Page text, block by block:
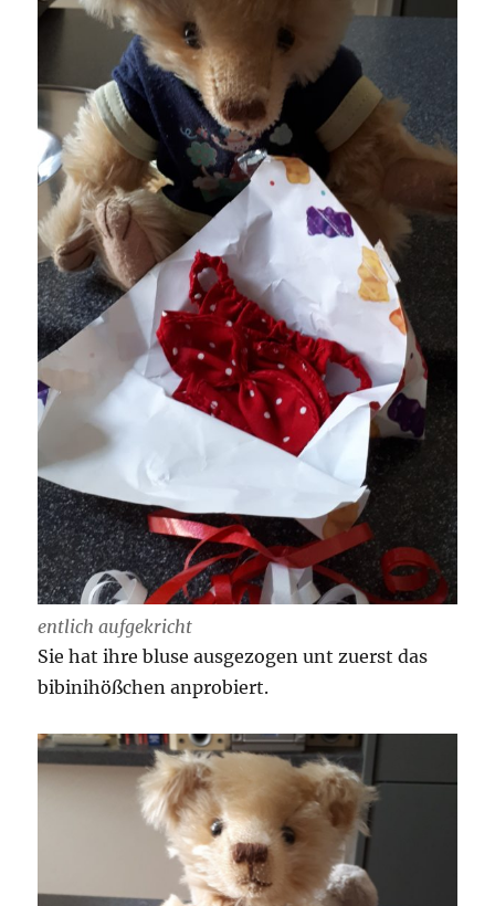
entlich aufgekricht
Sie hat ihre bluse ausgezogen unt zuerst das
bibinihößchen anprobiert.